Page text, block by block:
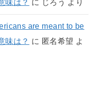
味は？ に じろう より
are meant to be
味は？ に 匿名希望 よ